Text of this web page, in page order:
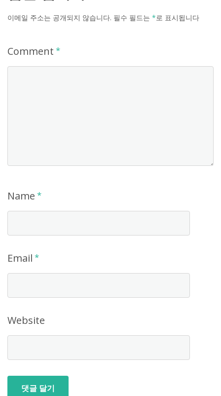
이메일 주소는 공개되지 않습니다. 필수 필드는 *로 표시됩니다
Comment *
Name *
Email *
Website